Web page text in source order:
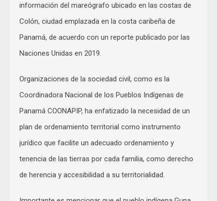
información del mareógrafo ubicado en las costas de
Colón, ciudad emplazada en la costa caribeña de
Panamá, de acuerdo con un reporte publicado por las
Naciones Unidas en 2019.
Organizaciones de la sociedad civil, como es la
Coordinadora Nacional de los Pueblos Indígenas de
Panamá COONAPIP, ha enfatizado la necesidad de un
plan de ordenamiento territorial como instrumento
jurídico que facilite un adecuado ordenamiento y
tenencia de las tierras por cada familia, como derecho
de herencia y accesibilidad a su territorialidad.